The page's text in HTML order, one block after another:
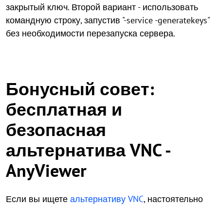
закрытый ключ. Второй вариант - использовать
командную строку, запустив "-service -generatekeys"
без необходимости перезапуска сервера.
Бонусный совет:
бесплатная и
безопасная
альтернатива VNC -
AnyViewer
Если вы ищете альтернативу VNC, настоятельно